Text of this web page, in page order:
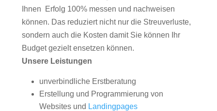
Ihnen Erfolg 100% messen und nachweisen
können. Das reduziert nicht nur die Streuverluste,
sondern auch die Kosten damit Sie können Ihr
Budget gezielt ensetzen können.
Unsere Leistungen
unverbindliche Erstberatung
Erstellung und Programmierung von
Websites und Landingpages